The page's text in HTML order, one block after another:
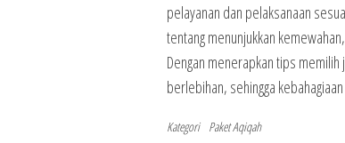
pelayanan dan pelaksanaan
tentang menunjukkan
Dengan menerapkan tips
berlebihan, sehingga
Kategori Paket Aqiqah